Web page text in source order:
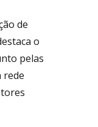
de
o
pelas
rede